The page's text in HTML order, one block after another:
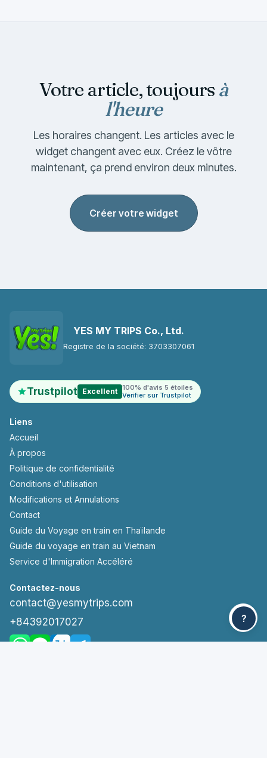
?
Votre article, toujoursà
l'heure
Les horaires changent. Les articles avec le
widget changent avec eux. Créez le vôtre
maintenant, ça prend environ deux minutes.
Créer votre widget
YES MY TRIPS Co., Ltd.
Registre de la société: 3703307061
Trustpilot Excellent 100% d'avis 5 étoiles
Vérifier sur Trustpilot
Liens
Accueil
À propos
Politique de confidentialité
Conditions d'utilisation
Modifications et Annulations
Contact
Guide du Voyage en train en Thaïlande
Guide du voyage en train au Vietnam
Service d'Immigration Accéléré
Contactez-nous
contact@yesmytrips.com
+84392017027